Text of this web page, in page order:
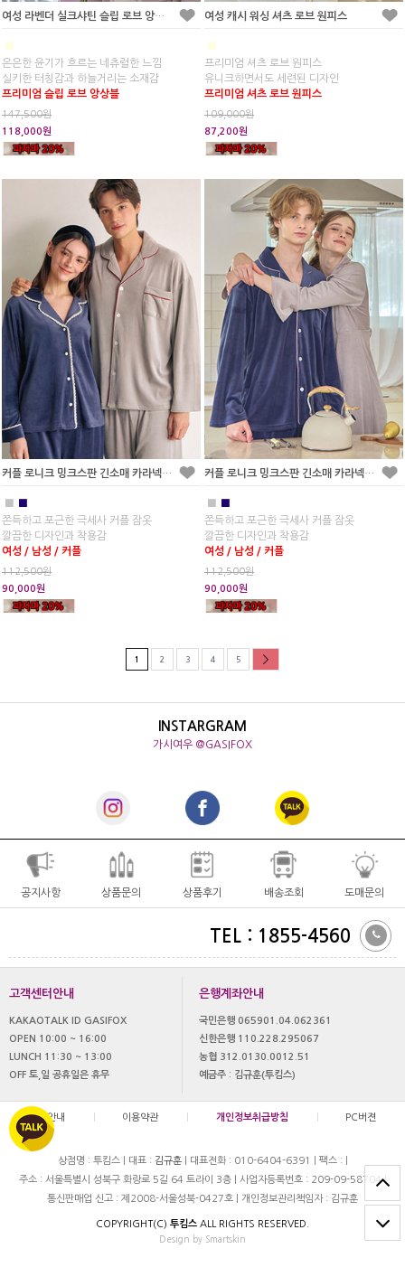
여성 라벤더 실크샤틴 슬립 로브 앙상블 세트
은은한 윤기가 흐르는 네츄럴한 느낌
실키한 터칭감과 하늘거리는 소재감
프리미엄 슬립 로브 앙상블
147,500원
118,000원
여성 캐시 워싱 셔츠 로브 원피스
프리미엄 셔츠 로브 원피스
유니크하면서도 세련된 디자인
프리미엄 셔츠 로브 원피스
109,000원
87,200원
커플 로니크 밍크스판 긴소매 카라넥 투피스 잠옷(2C)
■ ■
쫀득하고 포근한 극세사 커플 잠옷
깔끔한 디자인과 착용감
여성 / 남성 / 커플
112,500원
90,000원
커플 로니크 밍크스판 긴소매 카라넥 원피스 잠옷(2C)
■ ■
쫀득하고 포근한 극세사 커플 잠옷
깔끔한 디자인과 착용감
여성 / 남성 / 커플
112,500원
90,000원
1 2 3 4 5
INSTARGRAM
가시여우 @GASIFOX
공지사항 상품문의 상품후기 배송조회 도매문의
TEL : 1855-4560
고객센터안내
KAKAOTALK ID GASIFOX
OPEN 10:00 ~ 16:00
LUNCH 11:30 ~ 13:00
OFF 토,일 공휴일은 휴무
은행계좌안내
국민은행 065901.04.062361
신한은행 110.228.295067
농협 312.0130.0012.51
예금주 : 김규훈(투킴스)
이용안내 이용약관 개인정보취급방침 PC버젼
상점명 : 투킴스 대표 : 김규훈 대표전화 : 010-6404-6391 팩스 :
주소 : 서울특별시 성북구 화랑로 5길 64 트라이 3층
사업자등록번호 : 209-09-58704 |
통신판매업 신고 : 제2008-서울성북-0427호
개인정보관리책임자 : 김규훈
COPYRIGHT(C) 투킴스 ALL RIGHTS RESERVED.